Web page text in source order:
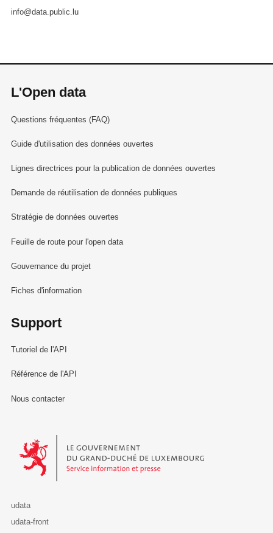
info@data.public.lu
L'Open data
Questions fréquentes (FAQ)
Guide d'utilisation des données ouvertes
Lignes directrices pour la publication de données ouvertes
Demande de réutilisation de données publiques
Stratégie de données ouvertes
Feuille de route pour l'open data
Gouvernance du projet
Fiches d'information
Support
Tutoriel de l'API
Référence de l'API
Nous contacter
Le Gouvernement du Grand-Duché de Luxembourg - Service
udata
udata-front